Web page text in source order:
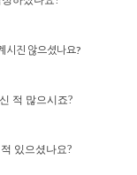
시진 않으셨나요?
적 많으시죠?
있으셨나요?